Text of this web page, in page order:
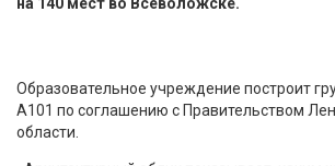
Образовательное учреждение построит
А101 по соглашению с Правительством
области.